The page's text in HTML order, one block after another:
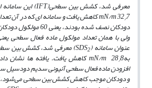
معرفی شد، کشش بین سطحی(IFT) این سامانه
mN/m32/7 کاهش یافت و سامانه­ ای که در آن
دودکان نصف شده بودند،ی
ولی با همان تعداد مولکول ماده فعال سطحیی
عنوان سامانه ( SDS2 ) معرفی شد، کشش بین
به mN/m 28/8 کاهش یافت.یافته ­ها نشان
افزودن ماده فعال سطحی آنیونی سدیم دودسیل
و دودکان موجب کاهش کششبین سطحی می‌شود،